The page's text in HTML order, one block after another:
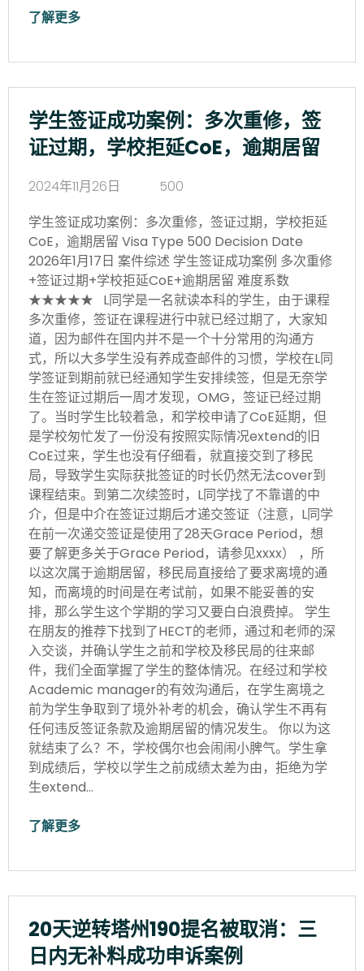
了解更多
学生签证成功案例：多次重修，签
证过期，学校拒延CoE，逾期居留
2024年11月26日
500
学生签证成功案例：多次重修，签证过期，学校拒延
CoE，逾期居留 Visa Type 500 Decision Date
2026年1月17日 案件综述 学生签证成功案例 多次重修
+签证过期+学校拒延CoE+逾期居留 难度系数
★★★★★ L同学是一名就读本科的学生，由于课程
多次重修，签证在课程进行中就已经过期了，大家知
道，因为邮件在国内并不是一个十分常用的沟通方
式，所以大多学生没有养成查邮件的习惯，学校在L同
学签证到期前就已经通知学生安排续签，但是无奈学
生在签证过期后一周才发现，OMG，签证已经过期
了。当时学生比较着急，和学校申请了CoE延期，但
是学校匆忙发了一份没有按照实际情况extend的旧
CoE过来，学生也没有仔细看，就直接交到了移民
局，导致学生实际获批签证的时长仍然无法cover到
课程结束。到第二次续签时，L同学找了不靠谱的中
介，但是中介在签证过期后才递交签证（注意，L同学
在前一次递交签证是使用了28天Grace Period，想
要了解更多关于Grace Period，请参见xxxx） ，所
以这次属于逾期居留，移民局直接给了要求离境的通
知，而离境的时间是在考试前，如果不能妥善的安
排，那么学生这个学期的学习又要白白浪费掉。 学生
在朋友的推荐下找到了HECT的老师，通过和老师的深
入交谈，并确认学生之前和学校及移民局的往来邮
件，我们全面掌握了学生的整体情况。在经过和学校
Academic manager的有效沟通后，在学生离境之
前为学生争取到了境外补考的机会，确认学生不再有
任何违反签证条款及逾期居留的情况发生。 你以为这
就结束了么？不，学校偶尔也会闹闹小脾气。学生拿
到成绩后，学校以学生之前成绩太差为由，拒绝为学
生extend…
了解更多
20天逆转塔州190提名被取消：三
日内无补料成功申诉案例